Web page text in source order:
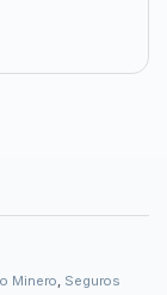
Minero, Seguros